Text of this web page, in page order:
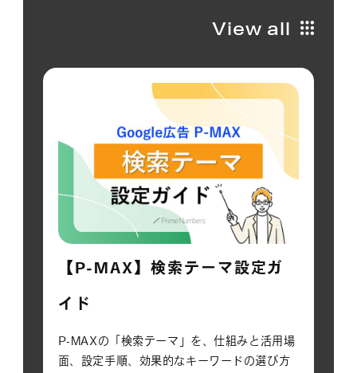
View all
【P-MAX】検索テーマ設定ガ
イド
P-MAXの「検索テーマ」を、仕組みと活用場
面、設定手順、効果的なキーワードの選び方